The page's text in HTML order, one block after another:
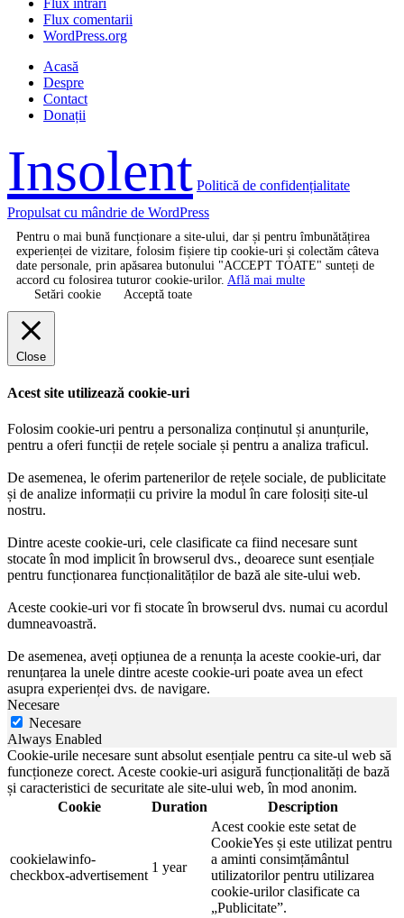
Flux intrări
Flux comentarii
WordPress.org
Acasă
Despre
Contact
Donații
Insolent Politică de confidențialitate
Propulsat cu mândrie de WordPress
Pentru o mai bună funcționare a site-ului, dar și pentru îmbunătățirea
experienței de vizitare, folosim fișiere tip cookie-uri și colectăm câteva
date personale, prin apăsarea butonului "ACCEPT TOATE" sunteți de
accord cu folosirea tuturor cookie-urilor. Află mai multe
Setări cookie
Acceptă toate
Close
Acest site utilizează cookie-uri
Folosim cookie-uri pentru a personaliza conținutul și anunțurile,
pentru a oferi funcții de rețele sociale și pentru a analiza traficul.
De asemenea, le oferim partenerilor de rețele sociale, de publicitate
și de analize informații cu privire la modul în care folosiți site-ul
nostru.
Dintre aceste cookie-uri, cele clasificate ca fiind necesare sunt
stocate în mod implicit în browserul dvs., deoarece sunt esențiale
pentru funcționarea funcționalităților de bază ale site-ului web.
Aceste cookie-uri vor fi stocate în browserul dvs. numai cu acordul
dumneavoastră.
De asemenea, aveți opțiunea de a renunța la aceste cookie-uri, dar
renunțarea la unele dintre aceste cookie-uri poate avea un efect
asupra experienței dvs. de navigare.
Necesare
Necesare
Always Enabled
Cookie-urile necesare sunt absolut esențiale pentru ca site-ul web să
funcționeze corect. Aceste cookie-uri asigură funcționalități de bază
și caracteristici de securitate ale site-ului web, în mod anonim.
Cookie
Duration Description
cookielawinfo-
checkbox-advertisement
1 year
Acest cookie este setat de
CookieYes și este utilizat pentru
a aminti consimțământul
utilizatorilor pentru utilizarea
cookie-urilor clasificate ca
„Publicitate”.